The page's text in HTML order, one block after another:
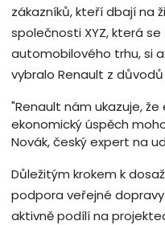
zákazníků, kteří dbají na
společnosti XYZ, která
automobilového trhu, si
vybralo Renault z
"Renault nám ukazuje,
ekonomický úspěch
Novák, český expert na
Důležitým krokem k
podpora veřejné
aktivně podílí na